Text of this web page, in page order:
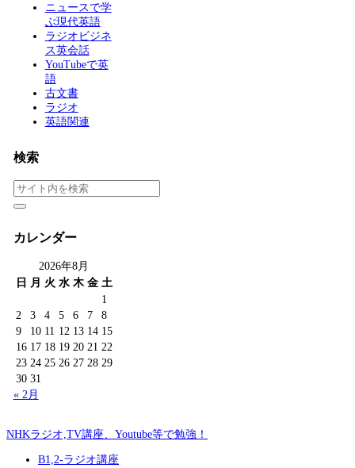
ニュースで学
ぶ現代英語
ラジオビジネ
ス英会話
YouTubeで英
語
古文書
ラジオ
英語関連
検索
カレンダー
2026年8月
日 月 火 水 木 金 土
1
2
3 4 5 6 7
8
9
10 11 12 13 14 15
16 17 18 19 20 21 22
23 24 25 26 27 28 29
30 31
« 2月
NHKラジオ,TV講座、Youtube等で勉強！
B1,2-ラジオ講座